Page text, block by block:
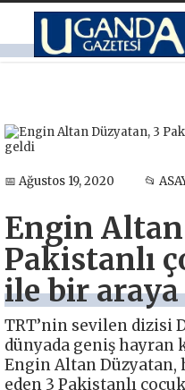
📅 Ağustos 19, 2020 📂
Engin
Pakistanlı
ile bir
TRT’nin sevilen dizisi
dünyada geniş hayran
Engin Altan Düzyatan,
eden 3 Pakistanlı